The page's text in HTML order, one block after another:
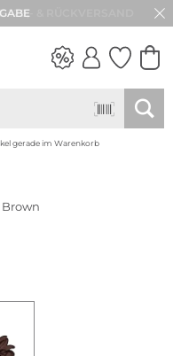
gerade im Warenkorb
Brown